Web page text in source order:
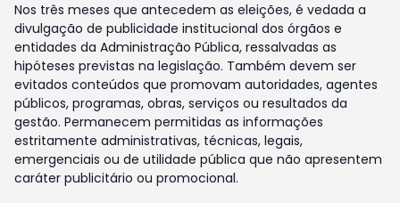
Nos três meses que antecedem as eleições, é vedada a
divulgação de publicidade institucional dos órgãos e
entidades da Administração Pública, ressalvadas as
hipóteses previstas na legislação. Também devem ser
evitados conteúdos que promovam autoridades, agentes
públicos, programas, obras, serviços ou resultados da
gestão. Permanecem permitidas as informações
estritamente administrativas, técnicas, legais,
emergenciais ou de utilidade pública que não apresentem
caráter publicitário ou promocional.